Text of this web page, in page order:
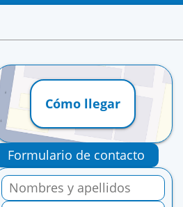
Cómo llegar
Formulario de contacto